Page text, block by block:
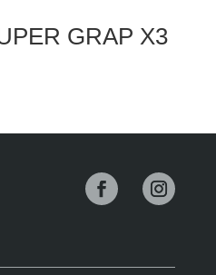
GRAP X3